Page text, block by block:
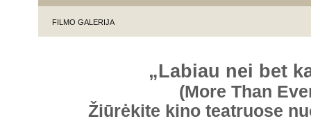
FILMO GALERIJA
„Labiau nei bet
(More Than
Žiūrėkite kino teatruose